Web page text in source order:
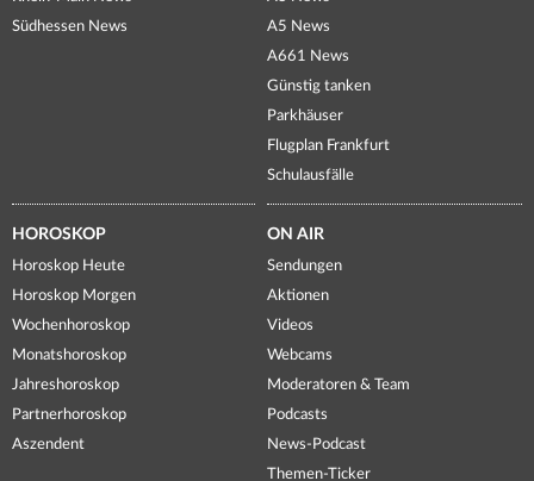
Südhessen News
A5 News
A661 News
Günstig tanken
Parkhäuser
Flugplan Frankfurt
Schulausfälle
HOROSKOP
Horoskop Heute
Horoskop Morgen
Wochenhoroskop
Monatshoroskop
Jahreshoroskop
Partnerhoroskop
Aszendent
ON AIR
Sendungen
Aktionen
Videos
Webcams
Moderatoren & Team
Podcasts
News-Podcast
Themen-Ticker